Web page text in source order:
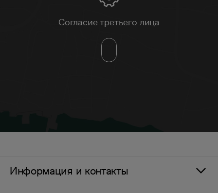
Согласие третьего лица
Информация и контакты